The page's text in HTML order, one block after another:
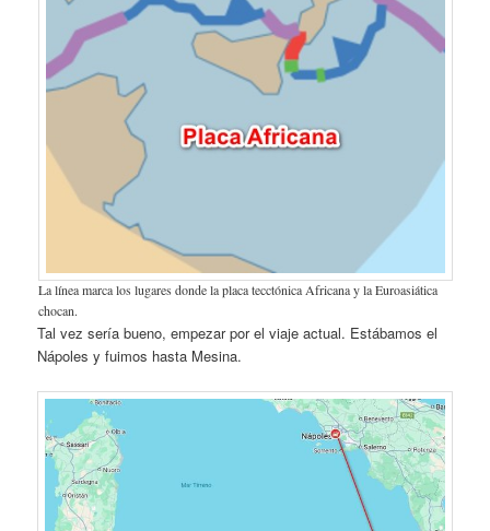
La línea marca los lugares donde la placa tecctónica Africana y la Euroasiática
chocan.
Tal vez sería bueno, empezar por el viaje actual. Estábamos el
Nápoles y fuimos hasta Mesina.